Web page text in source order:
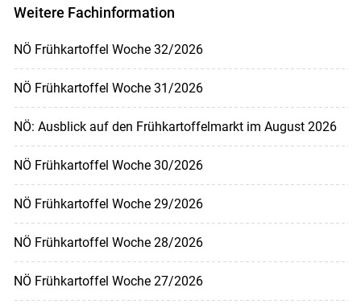
Weitere Fachinformation
NÖ Frühkartoffel Woche 32/2026
NÖ Frühkartoffel Woche 31/2026
NÖ: Ausblick auf den Frühkartoffelmarkt im August 2026
NÖ Frühkartoffel Woche 30/2026
NÖ Frühkartoffel Woche 29/2026
NÖ Frühkartoffel Woche 28/2026
NÖ Frühkartoffel Woche 27/2026